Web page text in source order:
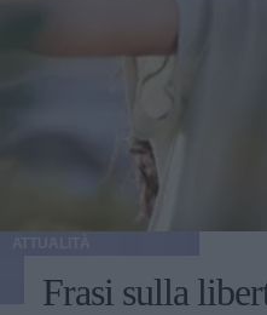
Frasi sulla